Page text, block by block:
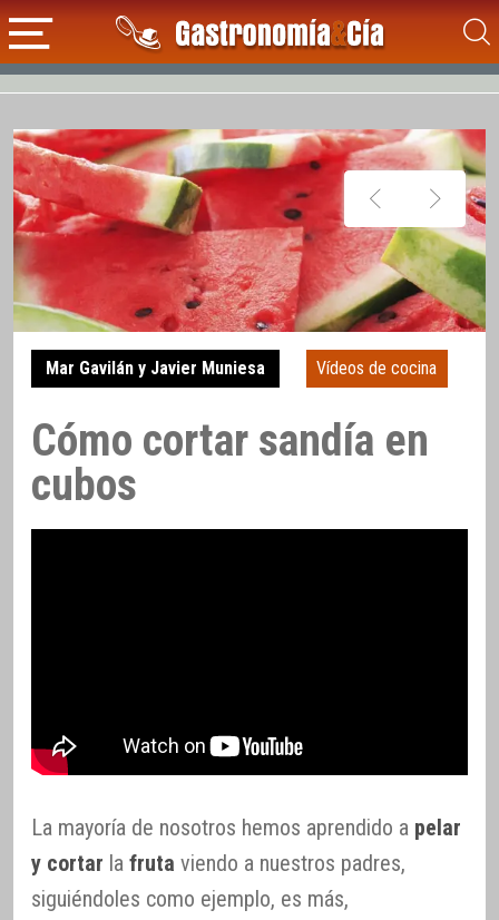
Mar Gavilán y Javier Muniesa Vídeos de cocina
Cómo cortar sandía en
cubos
La mayoría de nosotros hemos aprendido a pelar
y cortar la fruta viendo a nuestros padres,
siguiéndoles como ejemplo, es más,